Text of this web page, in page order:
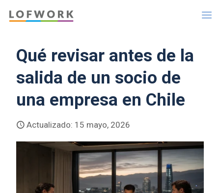
Qué revisar antes de la
salida de un socio de
una empresa en Chile
Actualizado: 15 mayo, 2026